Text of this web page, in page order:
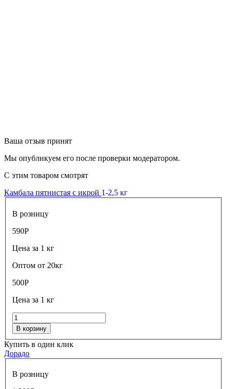
Ваша отзыв принят
Мы опубликуем его после проверки модератором.
С этим товаром смотрят
Камбала пятнистая с икрой 1-2,5 кг
В розницу
590Р
Цена за 1 кг
Оптом от 20кг
500Р
Цена за 1 кг
В корзину
Купить в один клик
Дорадо
В розницу